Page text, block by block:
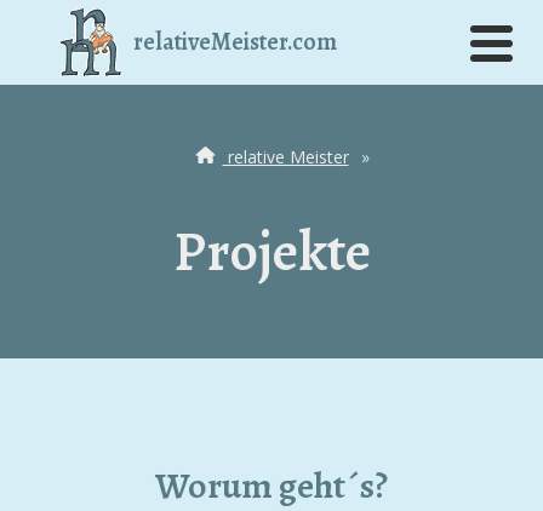
relativeMeister.com
relative Meister »
Projekte
Worum geht´s?